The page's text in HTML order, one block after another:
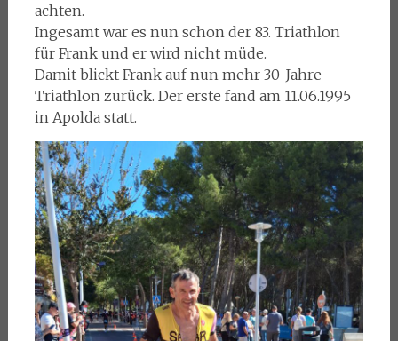
achten.
Ingesamt war es nun schon der 83. Triathlon
für Frank und er wird nicht müde.
Damit blickt Frank auf nun mehr 30-Jahre
Triathlon zurück. Der erste fand am 11.06.1995
in Apolda statt.